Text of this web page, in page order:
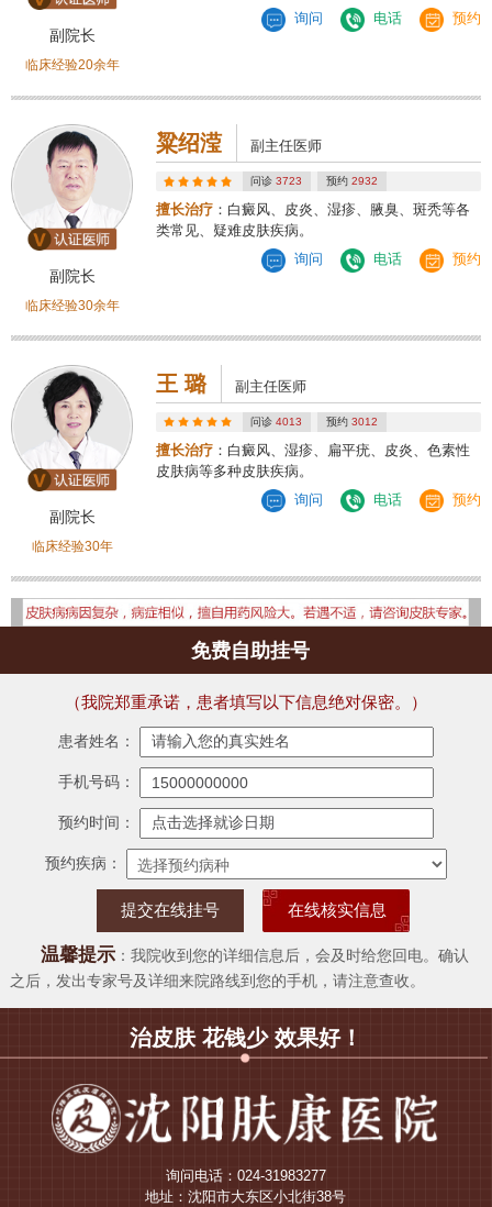
副院长
临床经验20余年
询问
电话 预约
副院长
临床经验30余年
粱绍滢 副主任医师
问诊3723 预约 2932
擅长治疗 ：白癜风、皮炎、湿疹、腋臭、斑秃等各
类常见、疑难皮肤疾病。
询问
电话 预约
副院长
临床经验30年
王 璐 副主任医师
问诊4013 预约 3012
擅长治疗 ：白癜风、湿疹、扁平疣、皮炎、色素性
皮肤病等多种皮肤疾病。
询问
电话 预约
免费自助挂号
（我院郑重承诺，患者填写以下信息绝对保密。）
患者姓名：
手机号码：
预约时间：
预约疾病：
在线核实信息
温馨提示：我院收到您的详细信息后，会及时给您回电。确认
之后，发出专家号及详细来院路线到您的手机，请注意查收。
治皮肤 花钱少 效果好！
询问电话：024-31983277
地址：沈阳市大东区小北街38号